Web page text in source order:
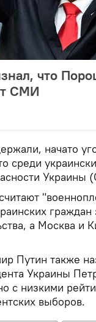
что
СМИ
начато
среди
Украины
а Москва и
Путин также
Украины
с низкими
выборов.